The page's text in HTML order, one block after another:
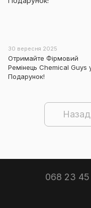
30 вересня 2025
Отримайте Фірмовий
Ремінець Chemical Guys
Подарунок!
Назад
068 23 45